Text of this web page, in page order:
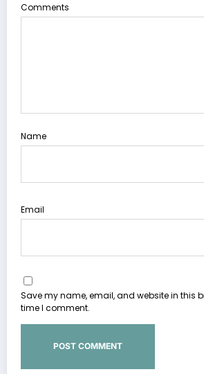
Comments
Name
Email
Save my name, email, and website in this
time I comment.